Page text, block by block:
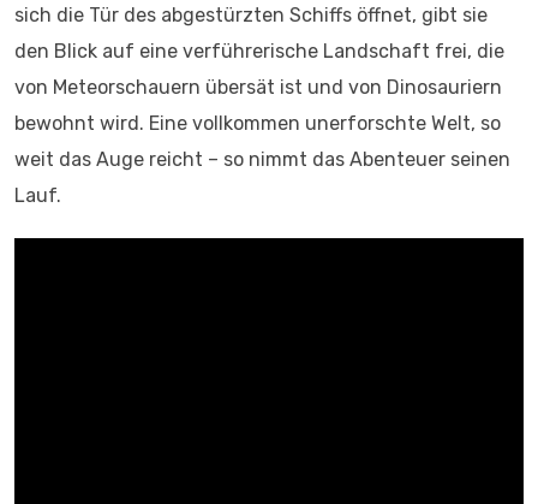
sich die Tür des abgestürzten Schiffs öffnet, gibt sie
den Blick auf eine verführerische Landschaft frei, die
von Meteorschauern übersät ist und von Dinosauriern
bewohnt wird. Eine vollkommen unerforschte Welt, so
weit das Auge reicht – so nimmt das Abenteuer seinen
Lauf.